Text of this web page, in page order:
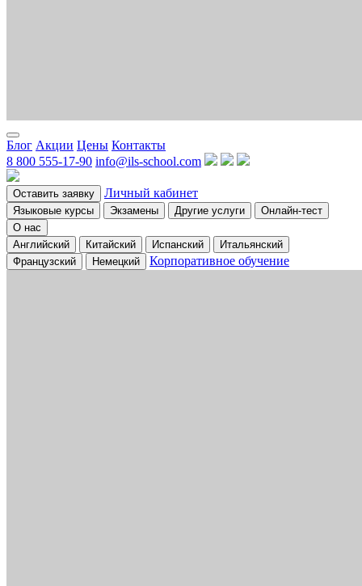
Блог Акции Цены Контакты
8 800 555-17-90 info@ils-school.com
Оставить заявку Личный кабинет
Языковые курсы Экзамены Другие услуги
Онлайн-тест
О нас
Английский
Китайский Испанский
Итальянский
Французский
Немецкий Корпоративное обучение